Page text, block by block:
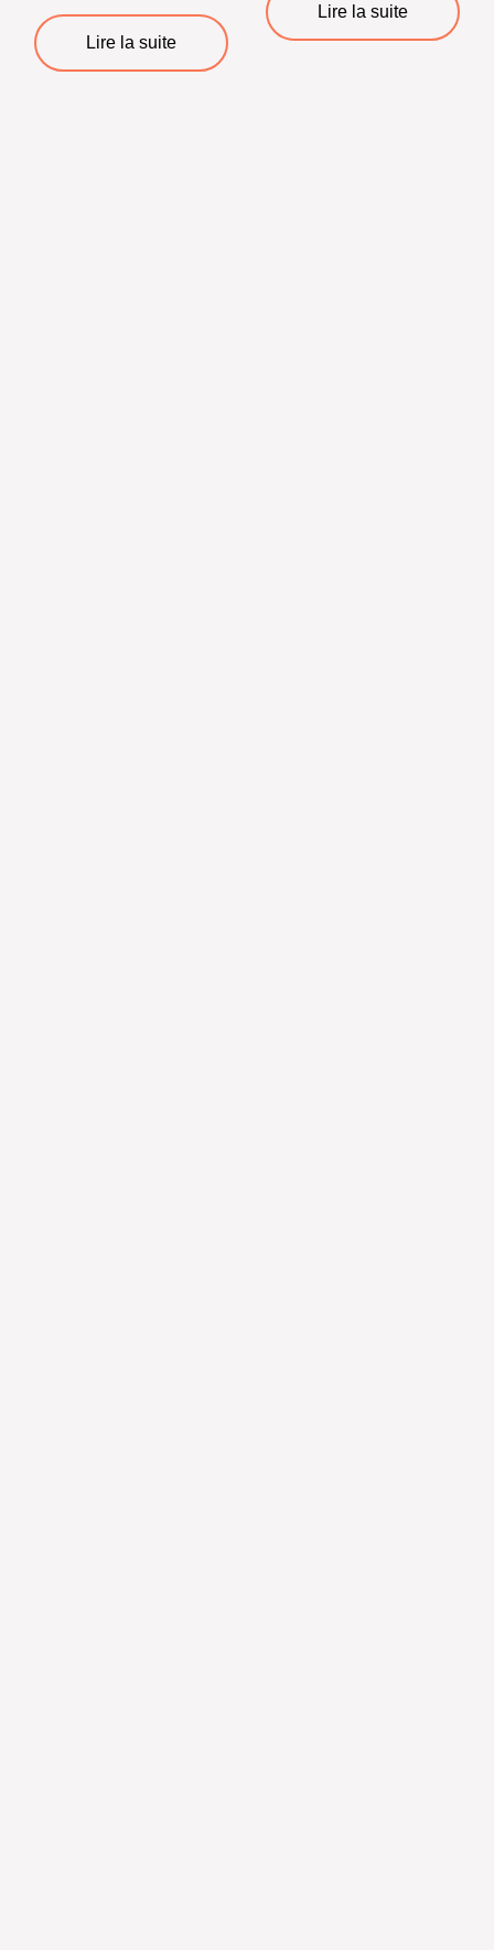
Lire la suite
Lire la suite